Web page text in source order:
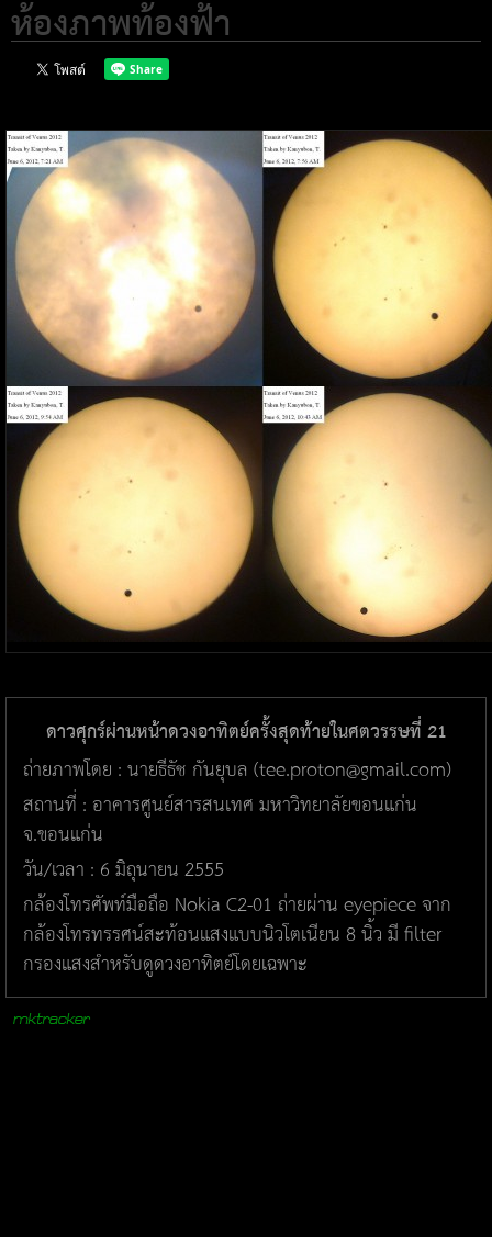
ห้องภาพท้องฟ้า
ดาวศุกร์ผ่านหน้าดวงอาทิตย์ครั้งสุดท้ายในศตวรรษที่ 21
ถ่ายภาพโดย : นายธีธัช กันยุบล (tee.proton@gmail.com)
สถานที่ : อาคารศูนย์สารสนเทศ มหาวิทยาลัยขอนแก่น
จ.ขอนแก่น
วัน/เวลา : 6 มิถุนายน 2555
กล้องโทรศัพท์มือถือ Nokia C2-01 ถ่ายผ่าน eyepiece จาก
กล้องโทรทรรศน์สะท้อนแสงแบบนิวโตเนียน 8 นิ้ว มี filter
กรองแสงสำหรับดูดวงอาทิตย์โดยเฉพาะ